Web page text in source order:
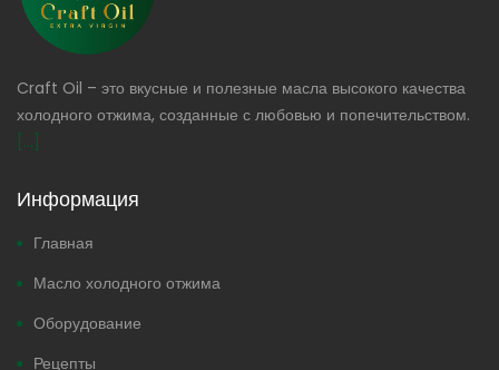
Craft Oil – это вкусные и полезные масла высокого качества
холодного отжима, созданные с любовью и попечительством.
[...]
Информация
Главная
Масло холодного отжима
Оборудование
Рецепты